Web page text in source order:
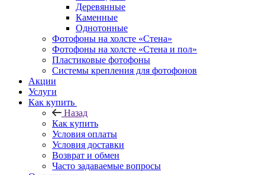
Деревянные
Каменные
Однотонные
Фотофоны на холсте «Стена»
Фотофоны на холсте «Стена и пол»
Пластиковые фотофоны
Системы крепления для фотофонов
Акции
Услуги
Как купить
Назад
Как купить
Условия оплаты
Условия доставки
Возврат и обмен
Часто задаваемые вопросы